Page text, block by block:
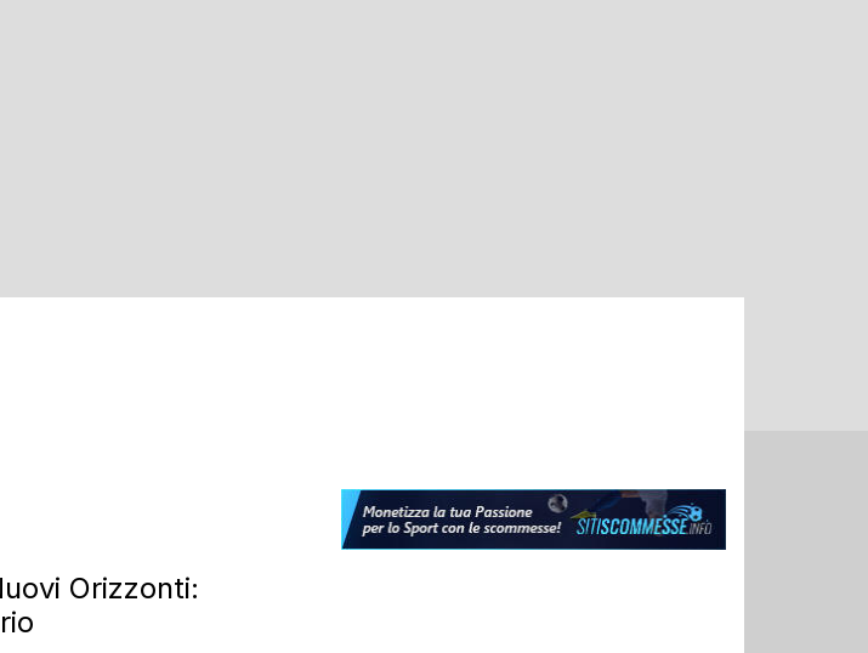
Orizzonti: